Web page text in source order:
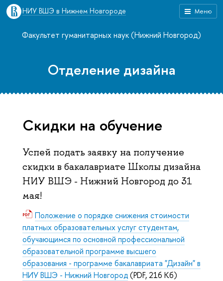
Меню
НИУ ВШЭ в Нижнем Новгороде
Факультет гуманитарных наук (Нижний Новгород)
Отделение дизайна
Скидки на обучение
Успей подать заявку на получение
скидки в бакалавриате Школы дизайна
НИУ ВШЭ - Нижний Новгород до 31
мая!
Положение о порядке снижения стоимости
платных образовательных услуг студентам,
обучающимся по основной профессиональной
образовательной программе высшего
образования - программе бакалавриата "Дизайн" в
НИУ ВШЭ - Нижний Новгород(PDF, 216 Кб)